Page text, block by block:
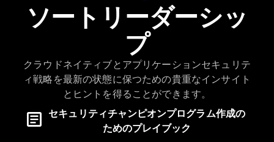
ソートリーダーシッ
プ
クラウドネイティブとアプリケーションセキュリテ
ィ戦略を最新の状態に保つための貴重なインサイト
とヒントを得ることができます。
セキュリティチャンピオンプログラム作成の
ためのプレイブック